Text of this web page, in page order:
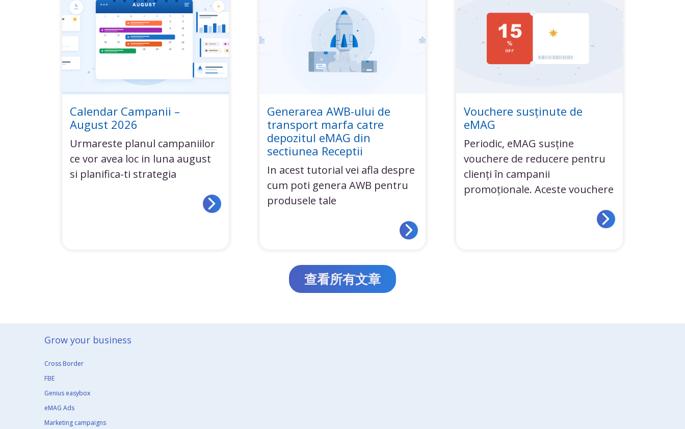
Calendar Campanii –
August 2026
Urmareste planul campaniilor
ce vor avea loc in luna august
si planifica-ti strategia
Generarea AWB-ului de
transport marfa catre
depozitul eMAG din
sectiunea Receptii
In acest tutorial vei afla despre
cum poti genera AWB pentru
produsele tale
Vouchere susținute de
eMAG
Periodic, eMAG susține
vouchere de reducere pentru
clienți în campanii
promoționale. Aceste vouchere
查看所有文章
Grow your business​
Cross Border
FBE
Genius easybox
eMAG Ads
Marketing campaigns